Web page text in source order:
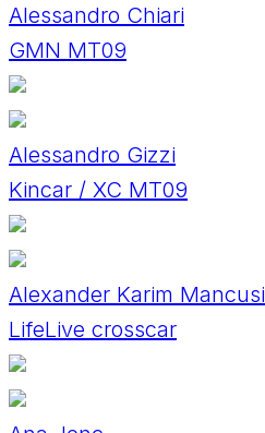
Alessandro Chiari
GMN MT09
Alessandro Gizzi
Kincar / XC MT09
Alexander Karim Mancusi
LifeLive crosscar